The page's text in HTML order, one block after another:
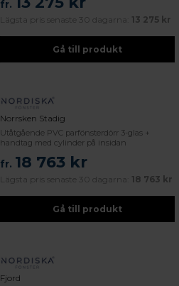
fr.
Lägsta pris senaste 30 dagarna: 13 275 kr
Gå till produkt
Norrsken Stadig
Utåtgående PVC parfönsterdörr 3-glas +
handtag med cylinder på insidan
fr. 18 763 kr
Lägsta pris senaste 30 dagarna: 18 763 kr
Gå till produkt
Fjord